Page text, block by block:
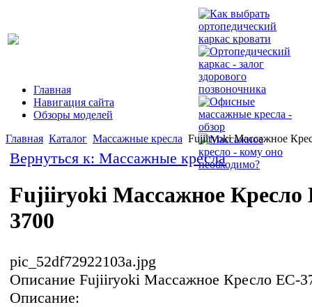
Главная
Навигация сайта
Обзоры моделей
Главная Каталог Массажные кресла Fujiiryoki Массажное
Вернуться к: Массажные кресла
Fujiiryoki Массажное Кресло
3700
pic_52df72922103a.jpg
Описание Fujiiryoki Массажное Кресло EC-
Описание: